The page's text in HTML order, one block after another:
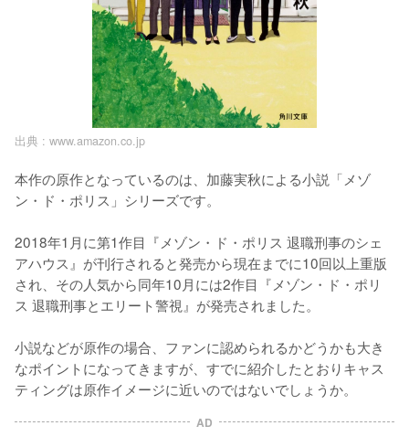
出典 : www.amazon.co.jp
本作の原作となっているのは、加藤実秋による小説「メゾ
ン・ド・ポリス」シリーズです。
2018年1月に第1作目『メゾン・ド・ポリス 退職刑事のシェ
アハウス』が刊行されると発売から現在までに10回以上重版
され、その人気から同年10月には2作目『メゾン・ド・ポリ
ス 退職刑事とエリート警視』が発売されました。
小説などが原作の場合、ファンに認められるかどうかも大き
なポイントになってきますが、すでに紹介したとおりキャス
ティングは原作イメージに近いのではないでしょうか。
AD